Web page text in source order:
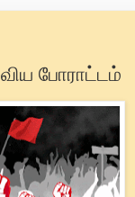
போராட்டம்